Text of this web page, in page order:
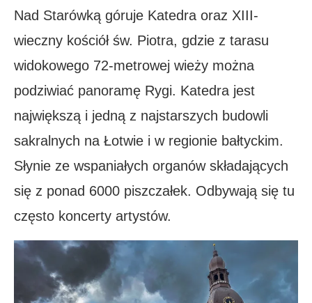
Nad Starówką góruje Katedra oraz XIII-
wieczny kościół św. Piotra, gdzie z tarasu
widokowego 72-metrowej wieży można
podziwiać panoramę Rygi. Katedra jest
największą i jedną z najstarszych budowli
sakralnych na Łotwie i w regionie bałtyckim.
Słynie ze wspaniałych organów składających
się z ponad 6000 piszczałek. Odbywają się tu
często koncerty artystów.